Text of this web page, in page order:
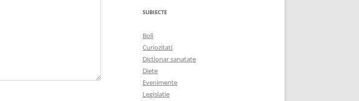
SUBIECTE
Boli
Curiozitati
Dictionar sanatate
Diete
Evenimente
Legislatie